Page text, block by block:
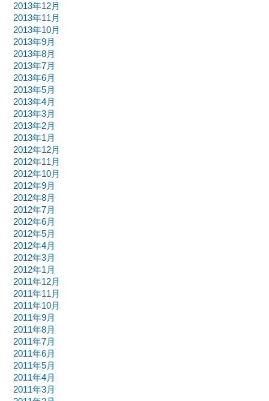
2013年12月
2013年11月
2013年10月
2013年9月
2013年8月
2013年7月
2013年6月
2013年5月
2013年4月
2013年3月
2013年2月
2013年1月
2012年12月
2012年11月
2012年10月
2012年9月
2012年8月
2012年7月
2012年6月
2012年5月
2012年4月
2012年3月
2012年1月
2011年12月
2011年11月
2011年10月
2011年9月
2011年8月
2011年7月
2011年6月
2011年5月
2011年4月
2011年3月